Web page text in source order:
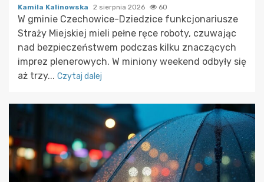
Kamila Kalinowska 2 sierpnia 2026 60
W gminie Czechowice-Dziedzice funkcjonariusze
Straży Miejskiej mieli pełne ręce roboty, czuwając
nad bezpieczeństwem podczas kilku znaczących
imprez plenerowych. W miniony weekend odbyły się
aż trzy... Czytaj dalej